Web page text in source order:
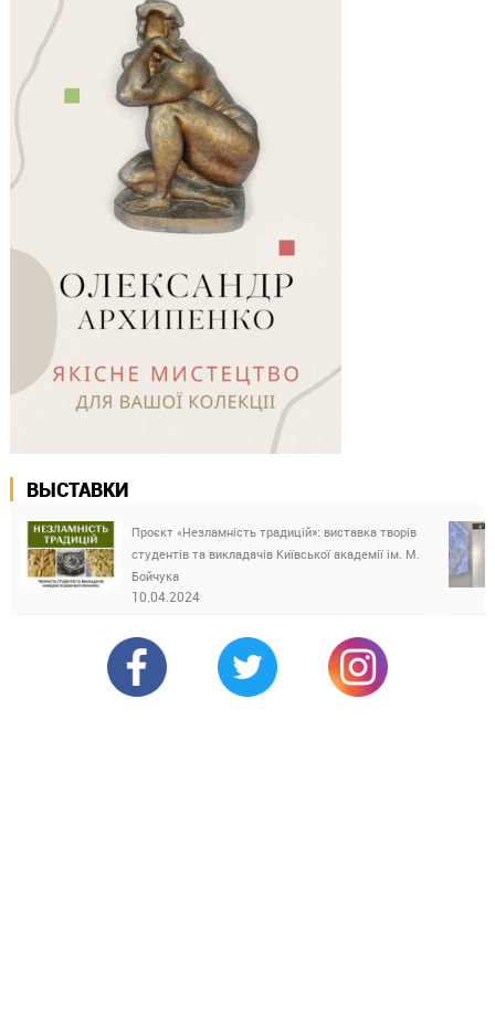
ВЫСТАВКИ
Проєкт «Незламність традицій»: виставка творів
студентів та викладачів Київської академії ім. М.
Бойчука
10.04.2024